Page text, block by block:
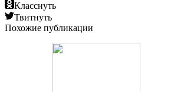
Класснуть
Твитнуть
Похожие публикации